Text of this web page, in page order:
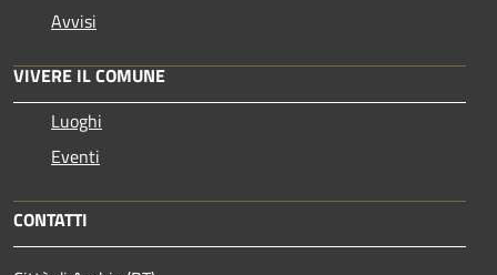
Avvisi
VIVERE IL COMUNE
Luoghi
Eventi
CONTATTI